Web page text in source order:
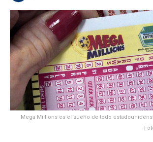
Mega Millions es el sueño de todo